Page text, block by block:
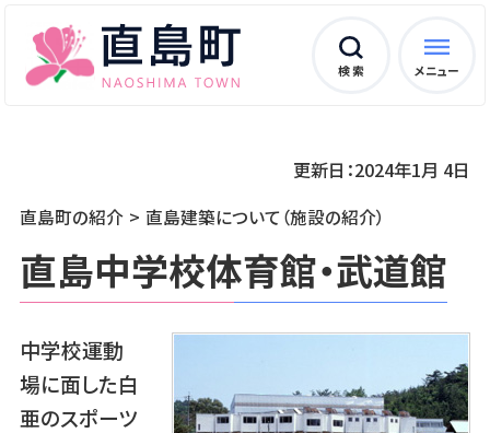
検 索 メニュー
直島町の紹介 直島建築について（施設の紹介）
更新日：2024年1月 4日
直島中学校体育館・武道館
中学校運動
場に面した白
亜のスポーツ